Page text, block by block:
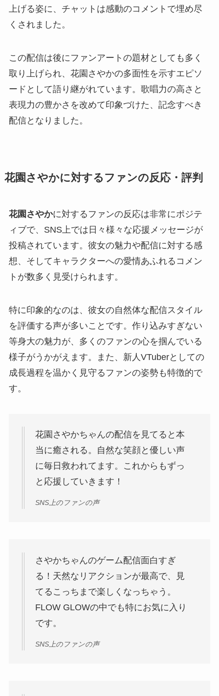
上げる姿に、チャットは感動のコメントで埋め尽
くされました。
この配信は後にファンアートの題材としても多く
取り上げられ、花園さやかの多面性を示すエピソ
ードとして語り継がれています。歌唱力の高さと
表現力の豊かさを改めて印象づけた、記念すべき
配信となりました。
花園さやかに対するファンの反応・評判
花園さやかに対するファンの反応は非常にポジテ
ィブで、SNS上では日々様々な応援メッセージが
投稿されています。彼女の魅力や配信に対する感
想、そしてキャラクターへの愛情あふれるコメン
トが数多く見受けられます。
特に印象的なのは、彼女の自然体な配信スタイル
を評価する声が多いことです。作り込みすぎない
等身大の魅力が、多くのファンの心を掴んでいる
様子がうかがえます。また、新人VTuberとしての
成長過程を温かく見守るファンの姿勢も特徴的で
す。
花園さやかちゃんの配信を見てると本
当に癒される。自然な笑顔と優しい声
に毎日救われてます。これからもずっ
と応援していきます！
SNS上のファンの声
さやかちゃんのゲーム配信面白すぎ
る！天然なリアクションが最高で、見
てるこっちまで楽しくなっちゃう。
FLOW GLOWの中でも特にお気に入り
です。
SNS上のファンの声